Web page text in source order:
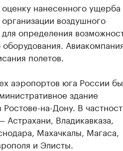
нанесенного ущерба
воздушного
определения
полетов.
аэропортов юга России
здание
на-Дону. В
Владикавказа,
Махачкалы, Магаса,
и Элисты.